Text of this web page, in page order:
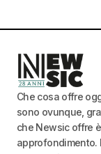
Che cosa offre
sono ovunque,
che Newsic offre
approfondimento.